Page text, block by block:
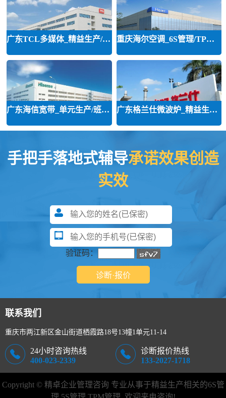
广东TCL多媒体_精益生产/精益品质/ 重庆海尔空调_6S管理/TPM管理咨询
广东海信宽带_单元生产/班组建设咨 广东格兰仕微波炉_精益生产等咨询
手把手落地式辅导承诺效果创造
实效
验证码：
联系我们
重庆市两江新区金山街道栖霞路18号13幢1单元11-14
24小时咨询热线
400-023-2339
诊断报价热线
133-2027-1718
Copyright © 精卓企业管理咨询 专业从事于精益生产相关的6S管